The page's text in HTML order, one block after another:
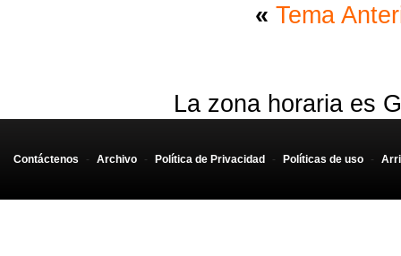
« Tema
La zona horaria es
Contáctenos - Archivo - Política de Privacidad - Políticas de uso -